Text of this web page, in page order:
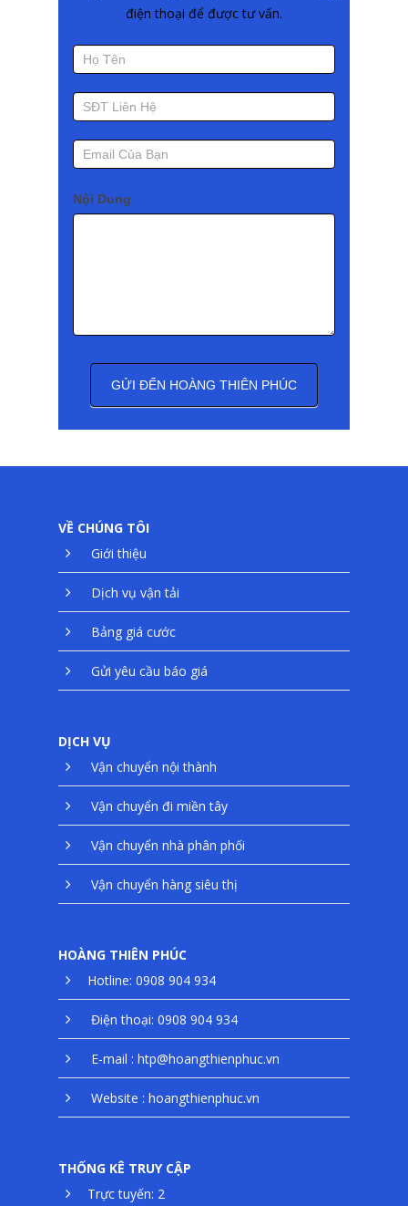
điện thoại để được tư vấn.
Liên
Nội Dung
GỬI ĐẾN HOÀNG THIÊN PHÚC
VỀ CHÚNG TÔI
Giới thiệu
Dịch vụ vận tải
Bảng giá cước
Gửi yêu cầu báo giá
DỊCH VỤ
Vận chuyển nội thành
Vận chuyển đi miền tây
Vận chuyển nhà phân phối
Vận chuyển hàng siêu thị
HOÀNG THIÊN PHÚC
Hotline: 0908 904 934
Điện thoại: 0908 904 934
E-mail : htp@hoangthienphuc.vn
Website : hoangthienphuc.vn
THỐNG KÊ TRUY CẬP
Trực tuyến: 2
TRANG CHỦ
GIỚI THIỆU
YÊU CẦU BÁO
LIÊN HỆ
TUYỂN DỤNG
English